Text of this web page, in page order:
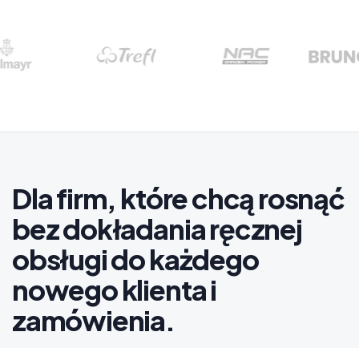
Dla firm, które chcą rosnąć
bez dokładania ręcznej
obsługi do każdego
nowego klienta i
zamówienia.